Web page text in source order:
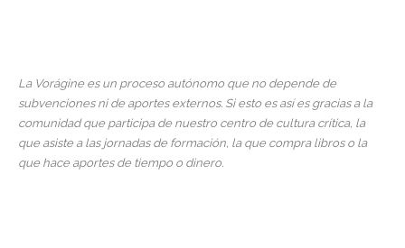
La Vorágine es un proceso autónomo que no depende de
subvenciones ni de aportes externos. Si esto es así es gracias a la
comunidad que participa de nuestro centro de cultura crítica, la
que asiste a las jornadas de formación, la que compra libros o la
que hace aportes de tiempo o dinero.